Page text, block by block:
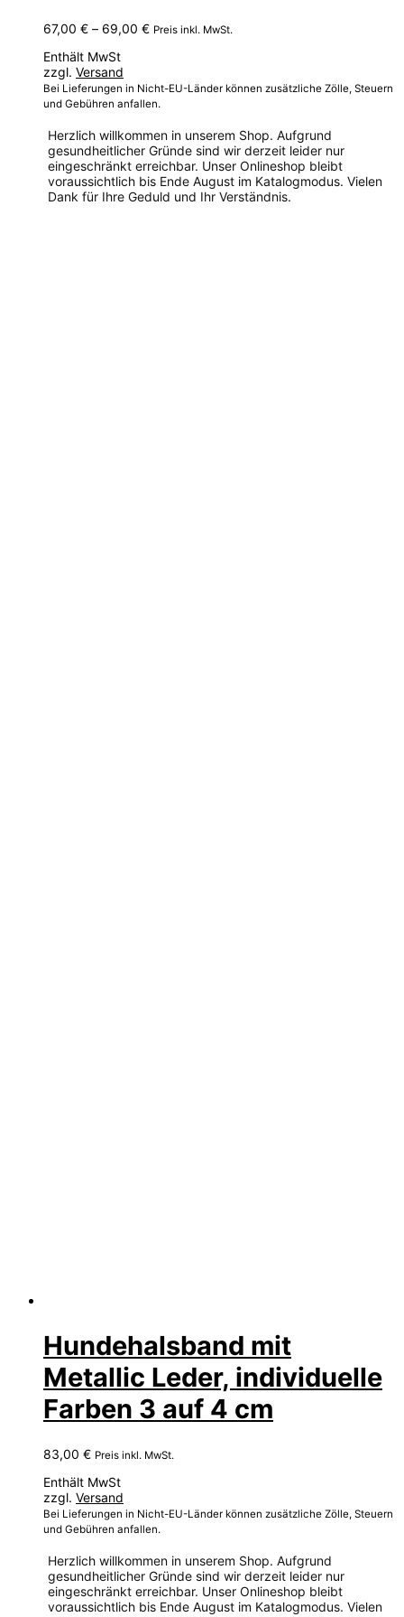
67,00 € – 69,00 €Preisspanne:
Preis inkl. MwSt.
Enthält MwSt
zzgl. Versand
Bei Lieferungen in Nicht-EU-Länder können zusätzliche Zölle, Steuern
und Gebühren anfallen.
Herzlich willkommen in unserem Shop. Aufgrund
gesundheitlicher Gründe sind wir derzeit leider nur
eingeschränkt erreichbar. Unser Onlineshop bleibt
voraussichtlich bis Ende August im Katalogmodus. Vielen
Dank für Ihre Geduld und Ihr Verständnis.
Hundehalsband mit
Metallic Leder, individuelle
Farben 3 auf 4 cm
83,00 € Preis inkl. MwSt.
Enthält MwSt
zzgl. Versand
Bei Lieferungen in Nicht-EU-Länder können zusätzliche Zölle, Steuern
und Gebühren anfallen.
Herzlich willkommen in unserem Shop. Aufgrund
gesundheitlicher Gründe sind wir derzeit leider nur
eingeschränkt erreichbar. Unser Onlineshop bleibt
voraussichtlich bis Ende August im Katalogmodus. Vielen